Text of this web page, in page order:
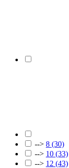
--> 8 (30)
--> 10 (33)
--> 12 (43)